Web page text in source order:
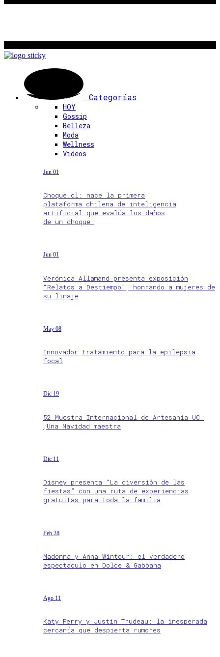
Categorías
HOY
Gossip
Belleza
Moda
Wellness
Videos
Jun 01
Choque.cl: nace la primera
plataforma chilena de inteligencia
artificial que evalúa los daños
de un choque
Jun 01
Verónica Allamand presenta exposición
“Relatos a Destiempo”, honrando a mujeres de
su linaje
May 08
Innovador tratamiento para la epilepsia
focal
Dic 19
52 Muestra Internacional de Artesanía UC:
¡Una Navidad maestra
Dic 11
Disney presenta “La diversión de las
fiestas” con una ruta de experiencias
gratuitas para toda la familia
Feb 28
Madonna y Anna Wintour: el verdadero
espectáculo en Dolce & Gabbana
Ago 11
Katy Perry y Justin Trudeau: la inesperada
cercanía que despierta rumores